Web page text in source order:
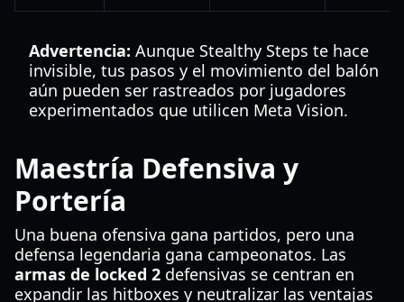
Advertencia: Aunque Stealthy Steps te hace
invisible, tus pasos y el movimiento del balón
aún pueden ser rastreados por jugadores
experimentados que utilicen Meta Vision.
Maestría Defensiva y
Portería
Una buena ofensiva gana partidos, pero una
defensa legendaria gana campeonatos. Las
armas de locked 2 defensivas se centran en
expandir las hitboxes y neutralizar las ventajas